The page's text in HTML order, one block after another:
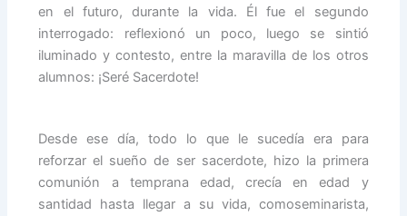
en el futuro, durante la vida. Él fue el segundo
interrogado: reflexionó un poco, luego se sintió
iluminado y contesto, entre la maravilla de los otros
alumnos: ¡Seré Sacerdote!
Desde ese día, todo lo que le sucedía era para
reforzar el sueño de ser sacerdote, hizo la primera
comunión a temprana edad, crecía en edad y
santidad hasta llegar a su vida, comoseminarista,